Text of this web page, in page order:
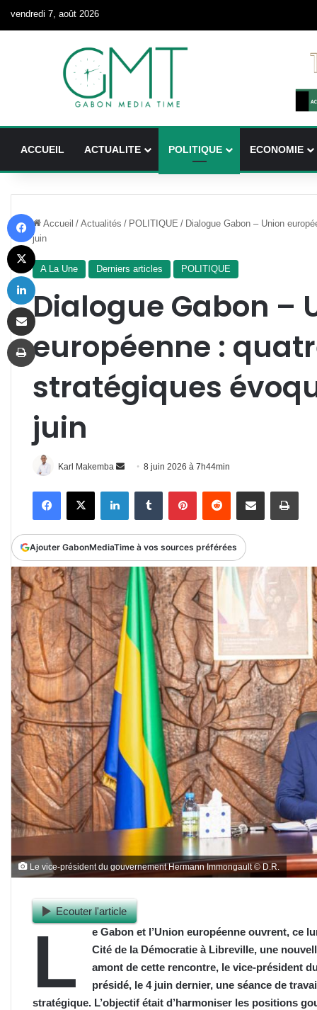
vendredi 7, août 2026
ACCUEIL ACTUALITE POLITIQUE ECONOMIE
Accueil / Actualités / POLITIQUE / Dialogue Gabon – Union
juin
A La Une Derniers articles POLITIQUE
Dialogue Gabon –
européenne :
stratégiques
juin
Karl Makemba
Envoyer
courriel
8 juin 2026 à 7h44min
FacebookX LinkedinTumblr PinterestReddit Partager par email
Ajouter GabonMediaTime à vos sources préférées
Le vice-président du gouvernement Hermann Immongault © D.R.
Ecouter l'article
L
e Gabon et l’Union européenne ouvrent, ce
Cité de la Démocratie à Libreville, une
amont de cette rencontre, le vice-président
présidé, le 4 juin dernier, une séance de
stratégique. L’objectif était d’harmoniser les positions
X
Linkedin
Partager par email